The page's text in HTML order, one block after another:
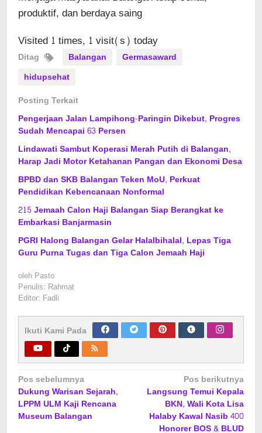
produktif, dan berdaya saing
Visited 1 times, 1 visit(s) today
Ditag Balangan
Germasaward
hidupsehat
Posting Terkait
Pengerjaan Jalan Lampihong-Paringin Dikebut, Progres
Sudah Mencapai 63 Persen
Lindawati Sambut Koperasi Merah Putih di Balangan,
Harap Jadi Motor Ketahanan Pangan dan Ekonomi Desa
BPBD dan SKB Balangan Teken MoU, Perkuat
Pendidikan Kebencanaan Nonformal
215 Jemaah Calon Haji Balangan Siap Berangkat ke
Embarkasi Banjarmasin
PGRI Halong Balangan Gelar Halalbihalal, Lepas Tiga
Guru Purna Tugas dan Tiga Calon Jemaah Haji
oleh Pasto
Penulis: Rahmat
Editor: Fadli
Ikuti Kami Pada
Navigasi
pos
Pos sebelumnya
Dukung Warisan Sejarah,
LPPM ULM Kaji Rencana
Museum Balangan
Pos berikutnya
Langsung Temui Kepala
BKN, Wali Kota Lisa
Halaby Kawal Nasib 400
Honorer BOS & BLUD